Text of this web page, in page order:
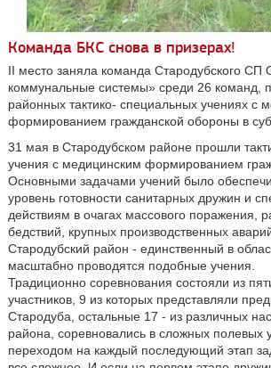
Команда БКС снова в призерах!
II место заняла команда Стародубского
коммунальные системы» среди 26 команд,
районных тактико- специальных учениях с
формированием гражданской обороны в
31 мая в Стародубском районе прошли
учения с медицинским формированием
Основными задачами учений было
уровень готовности санитарных дружин и
действиям в очагах массового поражения,
бедствий, крупных производственных
Стародубский район - единственный в
масштабно проводятся подобные учения.
Традиционно соревнования состояли из
участников, 9 из которых представляли
Стародуба, остальные 17 - из различных
района, соревновались в сложных полевых
переходом на каждый последующий этап